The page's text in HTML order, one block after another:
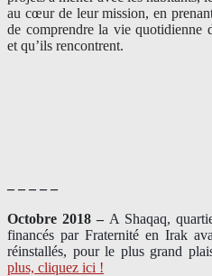
au cœur de leur mission, en
de comprendre la vie quotidienne
et qu’ils rencontrent.
– – – – –
Octobre 2018 – A Shaqaq,
financés par Fraternité en Irak​
réinstallés, pour le plus grand
plus, cliquez ici !